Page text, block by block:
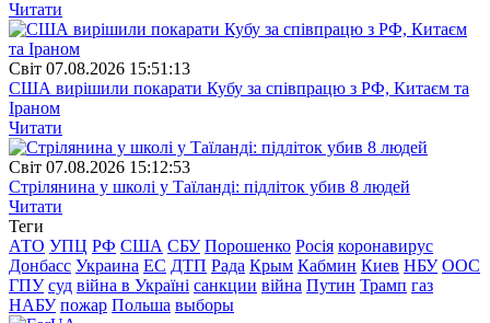
Читати
Свiт 07.08.2026 15:51:13
США вирішили покарати Кубу за співпрацю з РФ, Китаєм та
Іраном
Читати
Свiт 07.08.2026 15:12:53
Стрілянина у школі у Таїланді: підліток убив 8 людей
Читати
Теги
АТО УПЦ РФ США СБУ Порошенко Росія коронавирус
Донбасс Украина ЕС ДТП Рада Крым Кабмин Киев НБУ ООС
ГПУ суд війна в Україні санкции війна Путин Трамп газ
НАБУ пожар Польша выборы